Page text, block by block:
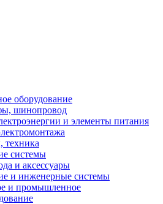
оборудование
шинопровод
и элементы питания
техника
системы
и аксессуары
и инженерные системы
и промышленное